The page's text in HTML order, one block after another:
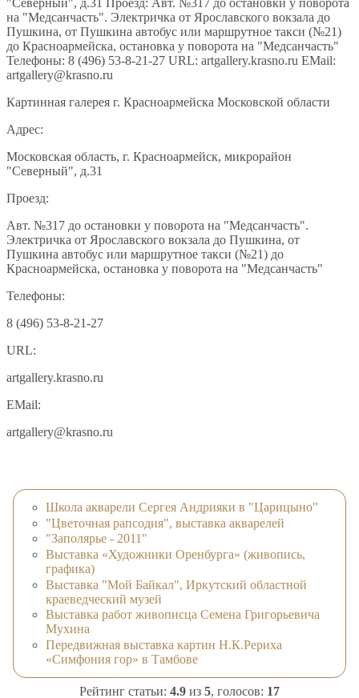
на "Медсанчасть". Электричка от Ярославского вокзала до
Пушкина, от Пушкина автобус или маршрутное такси (№21)
до Красноармейска, остановка у поворота на "Медсанчасть"
Телефоны: 8 (496) 53-8-21-27 URL: artgallery.krasno.ru EMail:
artgallery@krasno.ru
Картинная галерея г. Красноармейска Московской области
Адрес:
Московская область, г. Красноармейск, микрорайон
"Северный", д.31
Проезд:
Авт. №317 до остановки у поворота на "Медсанчасть".
Электричка от Ярославского вокзала до Пушкина, от
Пушкина автобус или маршрутное такси (№21) до
Красноармейска, остановка у поворота на "Медсанчасть"
Телефоны:
8 (496) 53-8-21-27
URL:
artgallery.krasno.ru
EMail:
artgallery@krasno.ru
Школа акварели Сергея Андрияки в "Царицыно"
"Цветочная рапсодия", выставка акварелей
"Заполярье - 2011"
Выставка «Художники Оренбурга» (живопись,
графика)
Выставка "Мой Байкал", Иркутский областной
краеведческий музей
Выставка работ живописца Семена Григорьевича
Мухина
Передвижная выставка картин Н.К.Рериха
«Симфония гор» в Тамбове
Рейтинг статьи: 4.9 из 5, голосов: 17